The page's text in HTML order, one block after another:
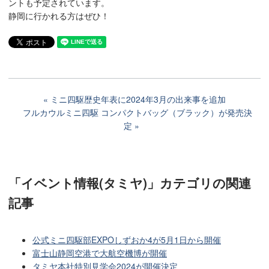
ントも予定されています。
静岡に行かれる方はぜひ！
ミニ四駆歴史年表に2024年3月の出来事を追加
フルカウルミニ四駆 コンパクトバッグ（ブラック）が発売決
定
「イベント情報(タミヤ)」カテゴリの関連
記事
公式ミニ四駆部EXPOしずおか4が5月1日から開催
富士山静岡空港で大航空機博が開催
タミヤ本社特別見学会2024が開催決定